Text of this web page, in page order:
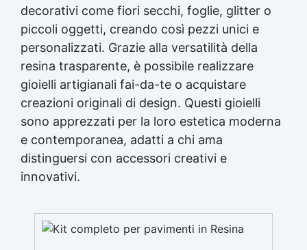
decorativi come fiori secchi, foglie, glitter o
piccoli oggetti, creando così pezzi unici e
personalizzati. Grazie alla versatilità della
resina trasparente, è possibile realizzare
gioielli artigianali fai-da-te o acquistare
creazioni originali di design. Questi gioielli
sono apprezzati per la loro estetica moderna
e contemporanea, adatti a chi ama
distinguersi con accessori creativi e
innovativi.